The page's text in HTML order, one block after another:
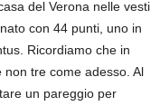
del Verona nelle vesti
con 44 punti, uno in
Ricordiamo che in
tre come adesso. Al
un pareggio per